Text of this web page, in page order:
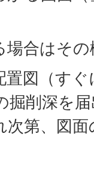
場合はそ
置図（す
掘削深を
次第、図